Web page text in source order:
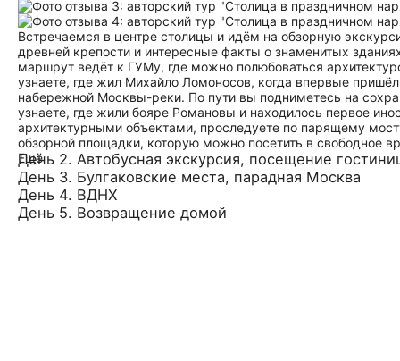
Встречаемся в центре столицы и идём на обзорную
древней крепости и интересные факты о знаменитых
маршрут ведёт к ГУМу, где можно полюбоваться
узнаете, где жил Михайло Ломоносов, когда впервые
набережной Москвы-реки. По пути вы подниметесь на
узнаете, где жили бояре Романовы и находилось первое
архитектурными объектами, проследуете по парящему
обзорной площадки, которую можно посетить в свободное
Ещё
День 2. Автобусная экскурсия, посещение
День 3. Булгаковские места, парадная Москва
День 4. ВДНХ
День 5. Возвращение домой